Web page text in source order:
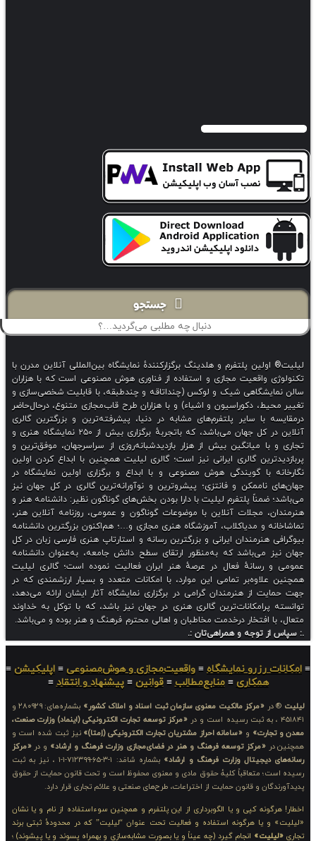
جستجو
لیلیت® اولین پلتفرم و هلدینگ برگزارکنندهٔ نمایشگاه بین‌المللی آنلاین مدرن با
تکنولوژی واقعیت مجازی و استفاده از فناوری هوش مصنوعی است که با هزاران
سالن نمایشگاهی شیک و لوکس (چنداتاقه و چندطبقه، با قابلیت شخصی‌سازی و
تغییر محیط، دکوراسیون و اشیاء) و با هزاران طرح قاب‌مجازی متنوع، درحال‌حاضر
درمقایسه با سایر پلتفرم‌های مشابه در دنیا، پیشرفته‌ترین و بزرگترین گالری
آنلاین در کل جهان می‌باشد، که باتجربهٔ برگزاری بیش از ۲۵۰ نمایشگاه هنری و
تجاری و با میانگین بیش از هزار بازدیدشبانه‌روزی از سراسرجهان، موفق‌ترین و
پربازدیدترین گالری ایرانی نیز است؛ گالری لیلیت همچنین با ابداع کردن اولین
نگارخانه با گویندگی هوش مصنوعی و با ابداع و برگزاری اولین نمایشگاه در
جهان‌های ناممکن و فانتزی؛ پیشروترین و نوآورانه‌ترین گالری در کل جهان نیز
می‌باشد؛ ضمناً پلتفرم لیلیت با دارا بودن بخش‌های گوناگون نظیر: دانشنامه هنر و
هنرمندان، مجلات آنلاین با موضوعات گوناگون و عمومی، روزنامه آنلاین هنر،
تماشاخانه و مدیاکلاب، آموزشگاه هنری مجازی و…؛ هم‌اکنون بزرگترین دانشنامه
بیوگرافی هنرمندان ایرانی و بزرگترین رسانه و استارتاپ هنری فارسی زبان در کل
جهان نیز می‌باشد که به‌منظور ارتقای سطح دانش جامعه، به‌عنوان دانشنامه
عمومی و رسانهٔ فعال در عرصهٔ هنر ایران فعالیت نموده است؛ گالری لیلیت
همچنین علاوه‌بر تمامی این موارد، با امکانات متعدد و بسیار ارزشمندی که در
جهت حمایت از هنرمندان گرامی در برگزاری نمایشگاه آثار ایشان ارائه می‌دهد،
توانسته پرامکانات‌ترین گالری هنری در جهان نیز باشد، که با توکل به خداوند
متعال، با افتخار درخدمت مخاطبان و اهالی محترم فرهنگ و هنر بوده و می‌باشد.
.: سپاس از توجه و همراهی‌تان :.
≡ امکانات رزرو نمایشگاه ≡ واقعیت‌مجازی و هوش‌مصنوعی ≡ اپلیکیشن ≡
همکاری ≡منابع‌مطالب≡قوانین ≡پیشنهاد و انتقاد≡
لیلیت ® در «مرکز مالکیت معنوی سازمان ثبت اسناد و املاک کشور»
بشماره‌های: ۲۸۰۹۲۹ و
۴۵۱۸۴۱ ، به ثبت رسیده است و در
«مرکز توسعه تجارت الکترونیکی (اینماد) وزارت صنعت،
معدن و تجارت» و «سامانه احراز مشتریان تجارت الکترونیکی (اِمتا)» نیز ثبت شده است و
همچنین در«مرکز توسعه فرهنگ و هنر در فضای‌مجازی وزارت فرهنگ و ارشاد» و در«مرکز
رسانه‌های دیجیتال وزارت فرهنگ و ارشاد»
بشماره شامَد: ۱-۳-۶۵-۷۱۲۳۹۹-۱-۱ ، نیز به ثبت
رسیده است؛ متعاقباً کلیهٔ حقوق مادی و معنوی محفوظ است و تحت قانون حمایت از حقوق
پدیدآورندگان و قانون حمایت از اختراعات، طرح‌های صنعتی و علائم تجاری قرار دارد.
اخطار! هرگونه کپی و یا الگوبرداری از این پلتفرم و همچنین سوءاستفاده از نام و یا نشان
«لیلیت» و یا هرگونه استفاده و فعالیت تحت عنوان “لیلیت” که در محدودهٔ ثبتی برند
تجاری«لیلیت» انجام گیرد (چه عیناً و یا بصورت مشابه‌سازی و بهمراه پسوند و یا پیشوند) ؛